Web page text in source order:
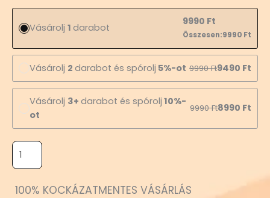
Vásárolj 1 darabot
9990 Ft
Összesen:9990 Ft
Vásárolj 2 darabot és spórolj 5%-ot 9990Ft9490 Ft
Vásárolj 3+ darabot és spórolj 10%-
ot
9990Ft8990 Ft
Tumbler
mennyiség
100% KOCKÁZATMENTES VÁSÁRLÁS